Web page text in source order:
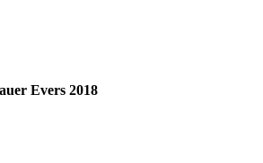
Evers 2018